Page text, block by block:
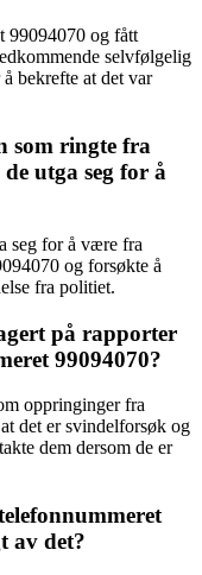
99094070 og fått
selvfølgelig
bekrefte at det var
som ringte fra
utga seg for å
seg for å være fra
og forsøkte å
fra politiet.
på rapporter
99094070?
oppringinger fra
det er svindelforsøk og
dem dersom de er
av det?